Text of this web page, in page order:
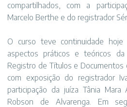
compartilhados, com a
Marcelo Berthe e do registrador
O curso teve continuidade
aspectos práticos e teóricos da
Registro de Títulos e Documentos
com exposição do registrador
participação da juíza Tânia
Robson de Alvarenga. Em